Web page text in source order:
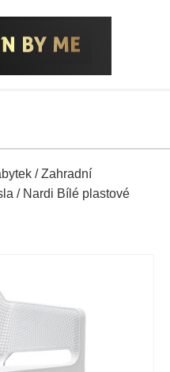
/Zahradní
/ Nardi Bílé plastové